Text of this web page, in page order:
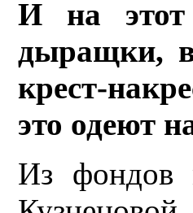
И на
дыращки,
крест-
это одеют
Из фондов